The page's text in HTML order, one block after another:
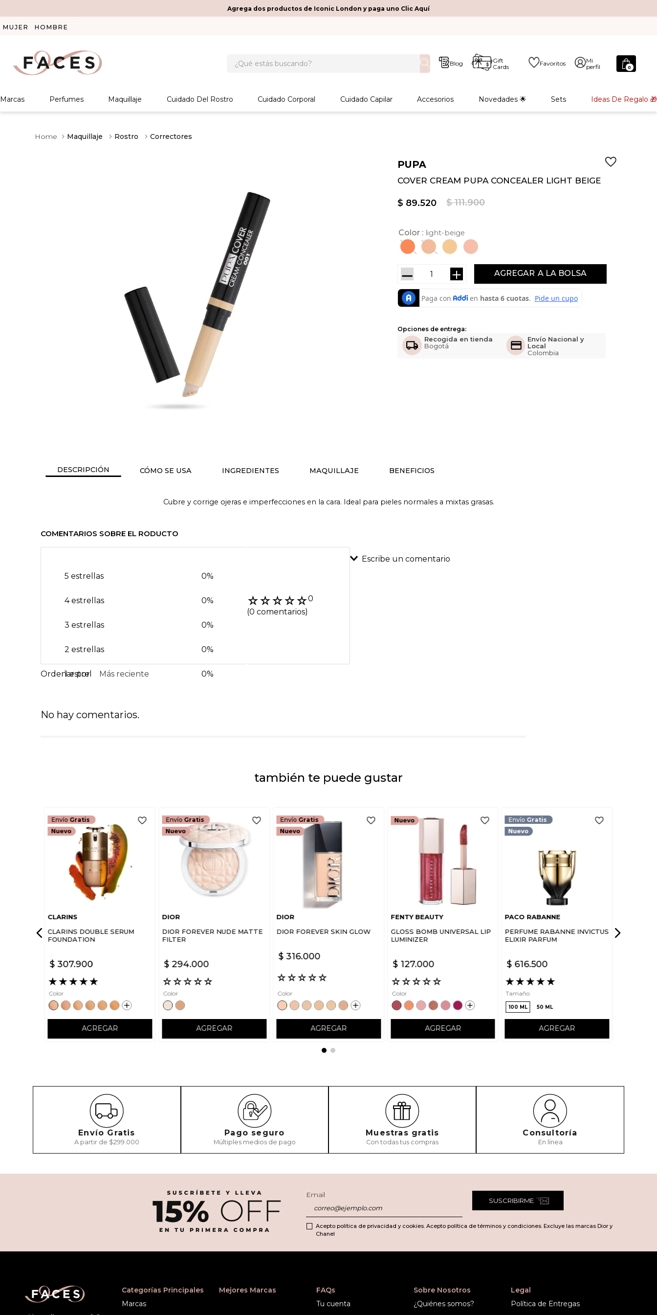
Agrega dos productos de Iconic London y paga uno Clic Aquí
MUJER HOMBRE
Blog
Gift
Cards
Favoritos
Mi
perfil
0
Marcas Perfumes Maquillaje Cuidado Del Rostro Cuidado Corporal Cuidado Capilar Accesorios Novedades 🌟 Sets Ideas De Regalo 🎁
Maquillaje Rostro Correctores
PUPA
COVER CREAM PUPA CONCEALER LIGHT BEIGE
$ 89.520 $ 111.900
Color light-beige
AGREGAR
＋
－
Opciones de entrega:
Recogida en tienda
Bogotá
Envío Nacional y
Local
Colombia
DESCRIPCIÓN CÓMO SE USA INGREDIENTES MAQUILLAJE BENEFICIOS
Cubre y corrige ojeras e imperfecciones en la cara. Ideal para pieles normales a mixtas grasas.
COMENTARIOS SOBRE EL RODUCTO
☆☆☆☆☆0
(0 comentarios)
5 estrellas 0%
4 estrellas 0%
3 estrellas 0%
2 estrellas 0%
1 estrella 0%
Escribe un comentario
Más reciente
No hay comentarios.
también te puede gustar
Envío Gratis
CLARINS
CLARINS DOUBLE SERUM
FOUNDATION
$ 307.900
★★★★★
Color
AGREGAR
Envío Gratis
DIOR
DIOR FOREVER NUDE MATTE
FILTER
$ 294.000
☆☆☆☆☆
Color
AGREGAR
Envío Gratis
DIOR
DIOR FOREVER SKIN GLOW
$ 316.000
☆☆☆☆☆
Color
AGREGAR
FENTY BEAUTY
GLOSS BOMB UNIVERSAL LIP
LUMINIZER
$ 127.000
☆☆☆☆☆
Color
AGREGAR
Envío Gratis
PACO RABANNE
PERFUME RABANNE INVICTUS
ELIXIR PARFUM
$ 616.500
★★★★★
Tamaño
100 ML 50 ML
AGREGAR
Envío Gratis
A partir de $299.000
Pago seguro
Múltiples medios de pago
Muestras gratis
Con todas tus compras
Consultoría
En línea
Email
SUSCRIBIRME
Acepto política de privacidad y cookies. Acepto política de términos y condiciones. Excluye las marcas Dior y
Chanel
Categorías Principales
Marcas
Mejores Marcas
FAQs
Tu cuenta
Sobre Nosotros
¿Quiénes somos?
Legal
Política de Entregas